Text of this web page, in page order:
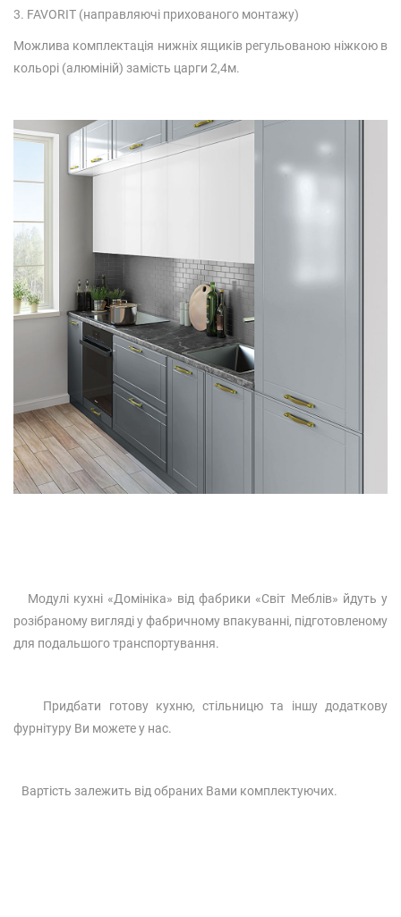
3. FAVORIT (направляючі прихованого монтажу)
Можлива комплектація нижніх ящиків регульованою ніжкою в
кольорі (алюміній) замість царги 2,4м.
Модулі кухні «Домініка» від фабрики «Світ Меблів» йдуть у
розібраному вигляді у фабричному впакуванні, підготовленому
для подальшого транспортування.
Придбати готову кухню, стільницю та іншу додаткову
фурнітуру Ви можете у нас.
Вартість залежить від обраних Вами комплектуючих.